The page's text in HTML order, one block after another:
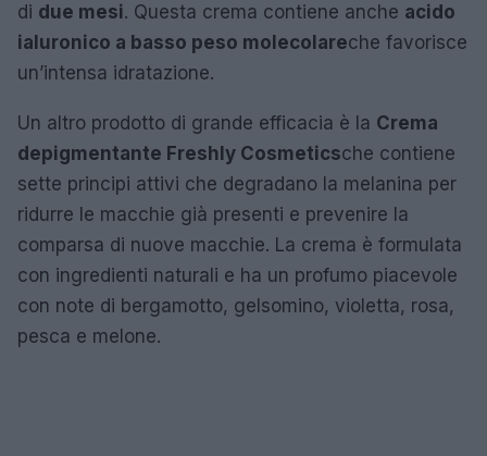
di due mesi. Questa crema contiene anche acido
ialuronico a basso peso molecolareche favorisce
un’intensa idratazione.
Un altro prodotto di grande efficacia è la Crema
depigmentante Freshly Cosmeticsche contiene
sette principi attivi che degradano la melanina per
ridurre le macchie già presenti e prevenire la
comparsa di nuove macchie. La crema è formulata
con ingredienti naturali e ha un profumo piacevole
con note di bergamotto, gelsomino, violetta, rosa,
pesca e melone.